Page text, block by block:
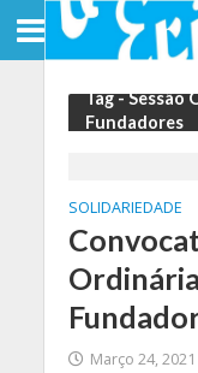
Tag - Sessão
Fundadores
SOLIDARIEDADE
Março 24, 2021